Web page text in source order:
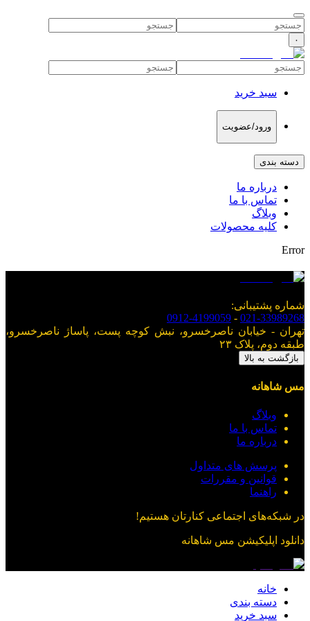
۰
سبد خرید
ورود/عضویت
دسته بندی
درباره ما
تماس با ما
وبلاگ
کلیه محصولات
Error
شماره پشتیبانی:
021-33989268
-
0912-4199059
تهران - خیابان ناصرخسرو، نبش کوچه پست، پاساژ ناصرخسرو،
طبقه دوم، پلاک ۲۳
بازگشت به بالا
مس شاهانه
وبلاگ
تماس با ما
درباره ما
پرسش های متداول
قوانین و مقررات
راهنما
در شبکه‌های اجتماعی کنارتان هستیم!
دانلود اپلیکیشن مس شاهانه
خانه
دسته بندی
سبد خرید